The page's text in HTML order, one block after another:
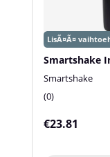
Smartshake
0
€23.81